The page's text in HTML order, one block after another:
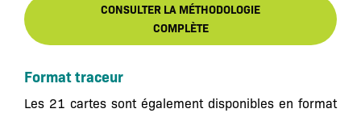
CONSULTER LA MÉTHODOLOGIE
COMPLÈTE
Format traceur
Les 21 cartes sont également disponibles en format